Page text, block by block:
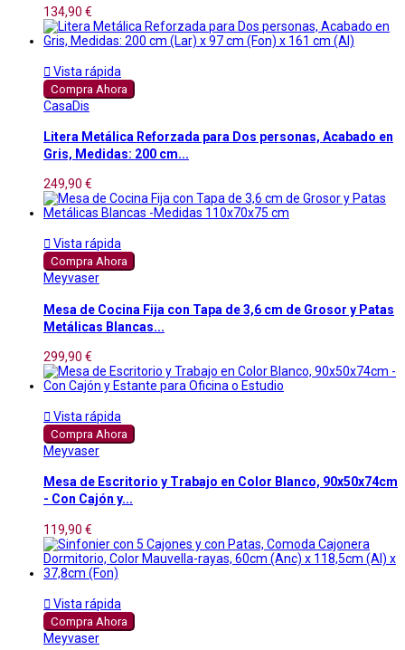
134,90 €
 Vista rápida
Compra Ahora
CasaDis
Litera Metálica Reforzada para Dos personas, Acabado en
Gris, Medidas: 200 cm...
249,90 €
 Vista rápida
Compra Ahora
Meyvaser
Mesa de Cocina Fija con Tapa de 3,6 cm de Grosor y Patas
Metálicas Blancas...
299,90 €
 Vista rápida
Compra Ahora
Meyvaser
Mesa de Escritorio y Trabajo en Color Blanco, 90x50x74cm
- Con Cajón y...
119,90 €
 Vista rápida
Compra Ahora
Meyvaser